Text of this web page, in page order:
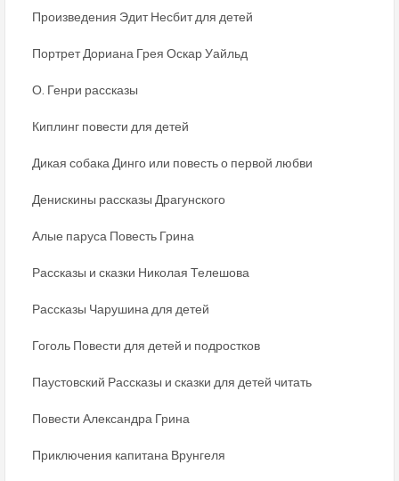
Произведения Эдит Несбит для детей
Портрет Дориана Грея Оскар Уайльд
О. Генри рассказы
Киплинг повести для детей
Дикая собака Динго или повесть о первой любви
Денискины рассказы Драгунского
Алые паруса Повесть Грина
Рассказы и сказки Николая Телешова
Рассказы Чарушина для детей
Гоголь Повести для детей и подростков
Паустовский Рассказы и сказки для детей читать
Повести Александра Грина
Приключения капитана Врунгеля